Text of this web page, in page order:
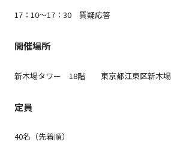
17：10～17：30 質疑応答
開催場所
新木場タワー 18階 東京都江東区新木場
定員
40名（先着順）